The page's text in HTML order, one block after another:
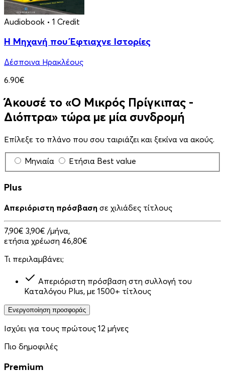
Audiobook • 1 Credit
Η Μηχανή που Έφτιαχνε Ιστορίες
Δέσποινα Ηρακλέους
6.90€
Άκουσέ το «Ο Μικρός Πρίγκιπας -
Διόπτρα» τώρα με μία συνδρομή
Επίλεξε το πλάνο που σου ταιριάζει και ξεκίνα να ακούς.
Μηνιαία Ετήσια Best value
Plus
Απεριόριστη πρόσβαση σε χιλιάδες τίτλους
7,90€ 3,90€ /μήνα,
ετήσια χρέωση 46,80€
Τι περιλαμβάνει;
Απεριόριστη πρόσβαση στη συλλογή του
Καταλόγου Plus, με 1500+ τίτλους
Ενεργοποίηση προσφοράς
Ισχύει για τους πρώτους 12 μήνες
Πιο δημοφιλές
Premium